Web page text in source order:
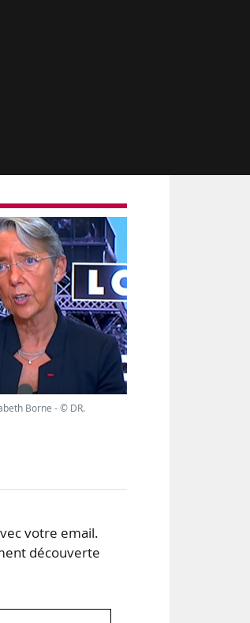
Borne - © DR.
votre email.
découverte